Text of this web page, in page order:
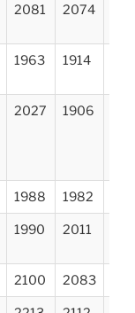
2081 2074
1963 1914
2027 1906
1988 1982
1990 2011
2100 2083